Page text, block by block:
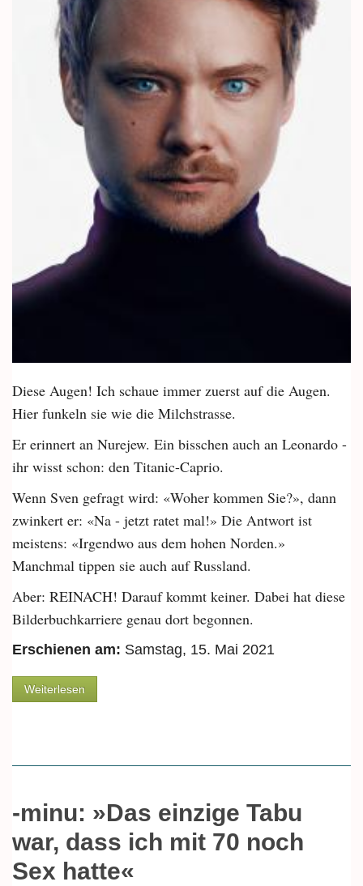
Diese Augen! Ich schaue immer zuerst auf die Augen.
Hier funkeln sie wie die Milchstrasse.
Er erinnert an Nurejew. Ein bisschen auch an Leonardo -
ihr wisst schon: den Titanic-Caprio.
Wenn Sven gefragt wird: «Woher kommen Sie?», dann
zwinkert er: «Na - jetzt ratet mal!» Die Antwort ist
meistens: «Irgendwo aus dem hohen Norden.»
Manchmal tippen sie auch auf Russland.
Aber: REINACH! Darauf kommt keiner. Dabei hat diese
Bilderbuchkarriere genau dort begonnen.
Erschienen am: Samstag, 15. Mai 2021
Weiterlesen
-minu: »Das einzige Tabu
war, dass ich mit 70 noch
Sex hatte«